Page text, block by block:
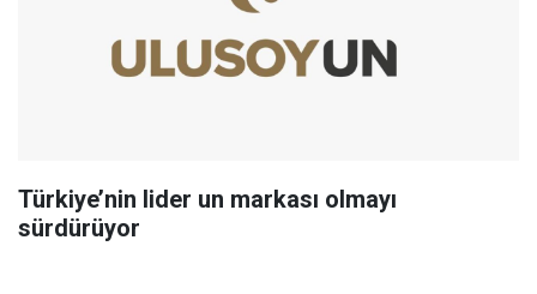
Türkiye’nin lider un markası olmayı
sürdürüyor